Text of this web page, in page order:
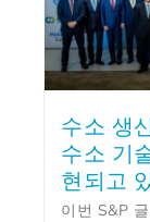
수소 생
수소 기
현되고
이번 S&P